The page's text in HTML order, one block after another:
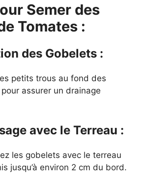
Semer des
Tomates :
des Gobelets :
petits trous au fond des
assurer un drainage
avec le Terreau :
les gobelets avec le terreau
jusqu’à environ 2 cm du bord.